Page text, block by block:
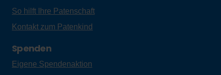
So hilft Ihre Patenschaft
Kontakt zum Patenkind
Spenden
Eigene Spendenaktion